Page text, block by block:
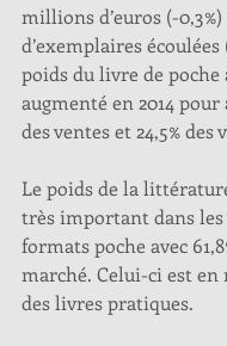
millions d’euros (-
d’exemplaires écoulées
poids du livre de poche
augmenté en 2014 pour
des ventes et 24,5% des
Le poids de la
très important dans les
formats poche avec
marché. Celui-ci est en
des livres pratiques.